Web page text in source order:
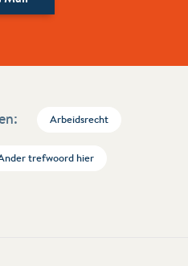
Arbeidsrecht
trefwoord hier